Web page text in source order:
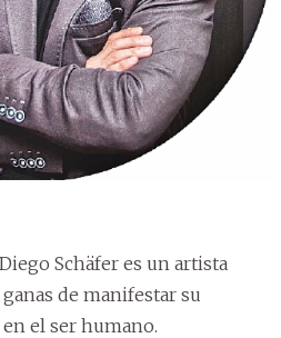
Schäfer es un artista
de manifestar su
el ser humano.